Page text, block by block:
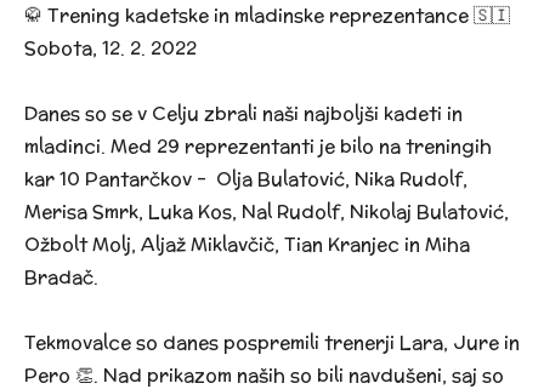
🥋 Trening kadetske in mladinske reprezentance 🇸🇮
Sobota, 12. 2. 2022
Danes so se v Celju zbrali naši najboljši kadeti in
mladinci. Med 29 reprezentanti je bilo na treningih
kar 10 Pantarčkov - Olja Bulatović, Nika Rudolf,
Merisa Smrk, Luka Kos, Nal Rudolf, Nikolaj Bulatović,
Ožbolt Molj, Aljaž Miklavčič, Tian Kranjec in Miha
Bradač.
Tekmovalce so danes pospremili trenerji Lara, Jure in
Pero 👏. Nad prikazom naših so bili navdušeni, saj so